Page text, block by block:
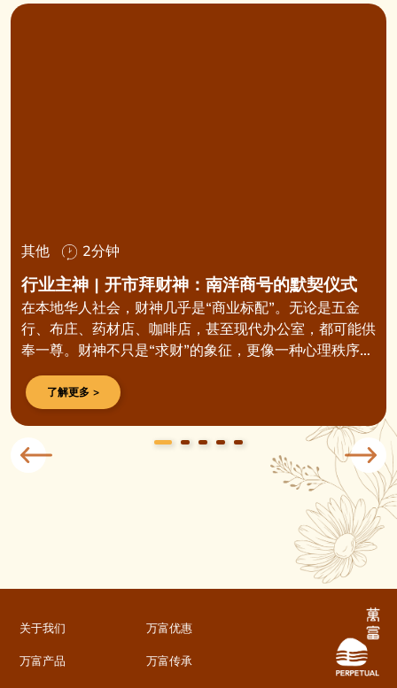
其他 2分钟
行业主神 | 开市拜财神：南洋商号的默契仪式
在本地华人社会，财神几乎是“商业标配”。无论是五金
行、布庄、药材店、咖啡店，甚至现代办公室，都可能供
奉一尊。财神不只是“求财”的象征，更像一种心理秩序
——在不可预测的市场里，给人一份安稳的依靠。
了解更多 >
关于我们
万富产品
万富优惠
万富传承